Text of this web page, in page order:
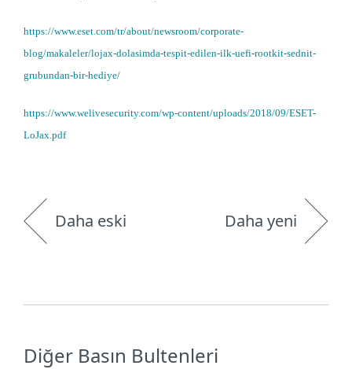
https://www.eset.com/tr/about/newsroom/corporate-
blog/makaleler/lojax-dolasimda-tespit-edilen-ilk-uefi-rootkit-sednit-
grubundan-bir-hediye/
https://www.welivesecurity.com/wp-content/uploads/2018/09/ESET-
LoJax.pdf
Daha eski Daha yeni
Diğer Basın Bultenleri